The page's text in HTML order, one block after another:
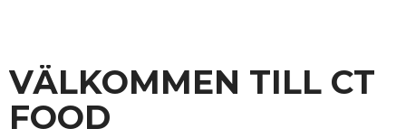
VÄLKOMMEN TILL CT
FOOD